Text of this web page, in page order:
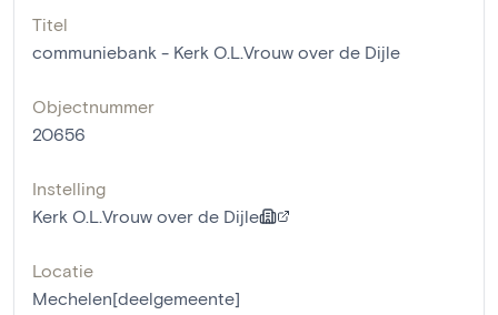
Titel
communiebank - Kerk O.L.Vrouw over de Dijle
Objectnummer
20656
Instelling
Kerk O.L.Vrouw over de Dijle
Locatie
Mechelen[deelgemeente]